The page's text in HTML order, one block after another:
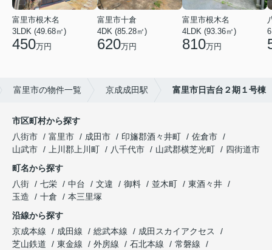
富里市根木名
3LDK (49.68㎡)
450万円
富里市十倉
4DK (85.28㎡)
620万円
富里市根木名
4LDK (93.36㎡)
810万円
富里市の物件一覧 京成成田駅 富里市日吉台２期１号棟
市区町村から探す
八街市
富里市 成田市 印旛郡酒々井町
佐倉市
山武市
上川郡上川町 八千代市 山武郡横芝光町
四街道市
町名から探す
八街
七栄 中台 文違 御料 並木町
東酒々井
玉造
十倉
本三里塚
沿線から探す
京成本線
成田線 総武本線
成田スカイアクセス
芝山鉄道
東金線 外房線 石北本線
常磐線